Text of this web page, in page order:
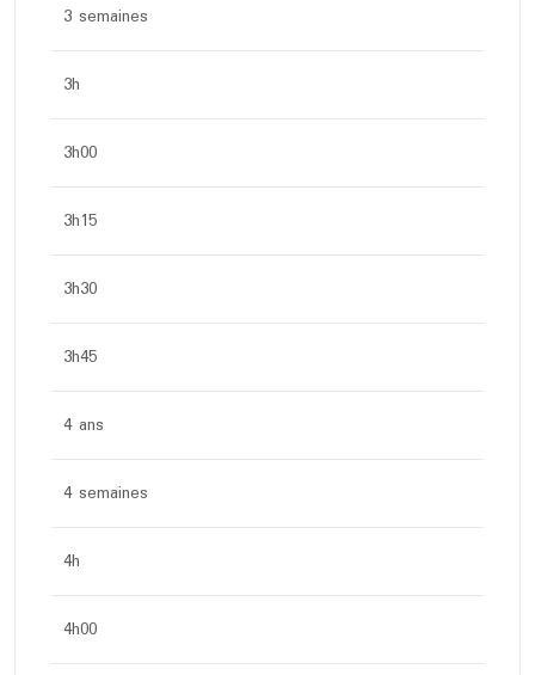
3 semaines
3h
3h00
3h15
3h30
3h45
4 ans
4 semaines
4h
4h00